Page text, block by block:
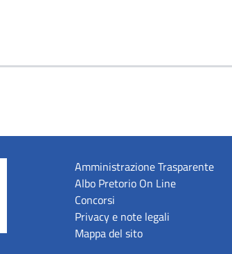
Amministrazione Trasparente
Albo Pretorio On Line
Concorsi
Privacy e note legali
Mappa del sito